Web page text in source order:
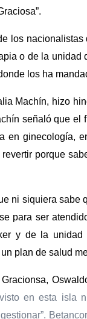
los
o de la
los ha
Machín, hizo
señaló que
ginecología,
porque
ni siquiera
ser
y de la
plan de salud
en esta isla